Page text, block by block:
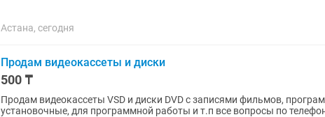
Астана, сегодня
Продам видеокассеты и диски
500 ₸
Продам видеокассеты VSD и диски DVD с записями фильмов,
установочные, для программной работы и т.п все вопросы по